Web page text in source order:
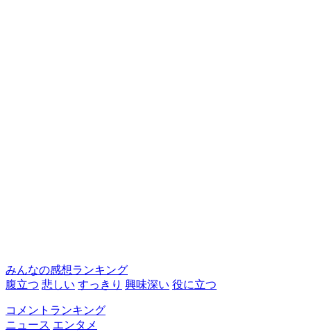
みんなの感想ランキング
腹立つ 悲しい すっきり 興味深い 役に立つ
コメントランキング
ニュース エンタメ